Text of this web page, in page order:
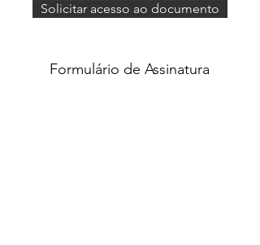
Solicitar acesso ao documento
Formulário de Assinatura